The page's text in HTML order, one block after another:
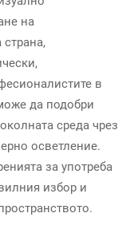
на
в
да подобри
среда чрез
осветление.
за употреба
избор и